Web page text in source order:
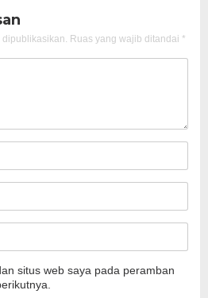
dipublikasikan. Ruas yang wajib ditandai *
situs web saya pada peramban